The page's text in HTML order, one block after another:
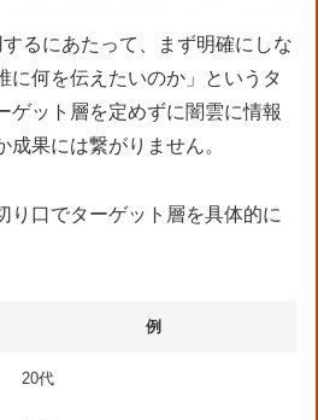
るにあたって、まず明確にしな
に何を伝えたいのか」というタ
ゲット層を定めずに闇雲に情報
果には繋がりません。
り口でターゲット層を具体的に
例
20代